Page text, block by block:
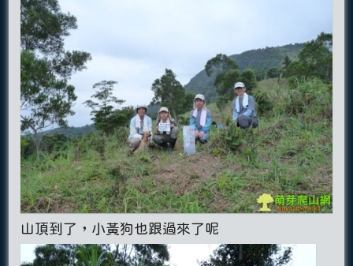
山頂到了，小黃狗也跟過來了呢